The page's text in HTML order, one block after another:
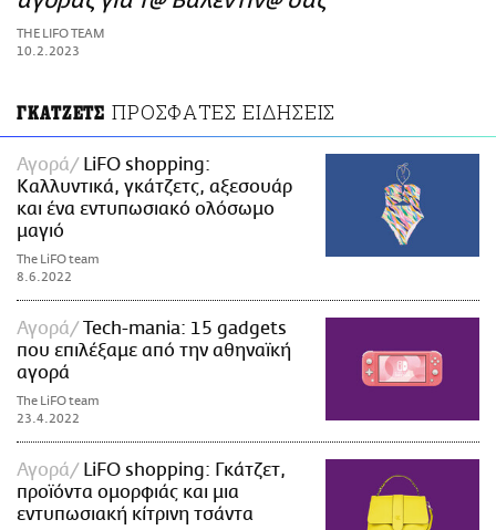
ΑΜΠΑ
PRINT
THE LIFO TEAM
10.2.2023
ΓΚΑΤΖΕΤΣ ΠΡΟΣΦΑΤΕΣ ΕΙΔΗΣΕΙΣ
Αγορά
LiFO shopping:
Καλλυντικά, γκάτζετς, αξεσουάρ
και ένα εντυπωσιακό ολόσωμο
μαγιό
The LiFO team
8.6.2022
Αγορά
Tech-mania: 15 gadgets
που επιλέξαμε από την αθηναϊκή
αγορά
The LiFO team
23.4.2022
Αγορά
LiFO shopping: Γκάτζετ,
προϊόντα ομορφιάς και μια
εντυπωσιακή κίτρινη τσάντα